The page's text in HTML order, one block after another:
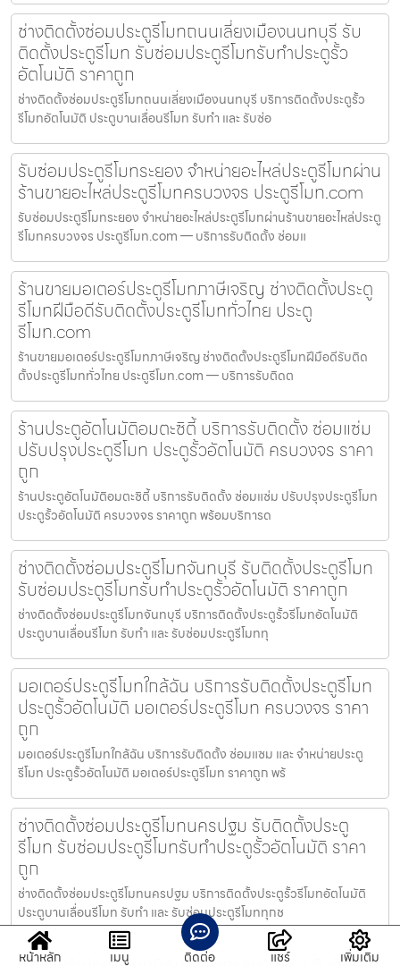
ช่างติดตั้งซ่อมประตูรีโมทถนนเลี่ยงเมืองนนทบุรี รับ
ติดตั้งประตูรีโมท รับซ่อมประตูรีโมทรับทำประตูรั้ว
อัตโนมัติ ราคาถูก
ช่างติดตั้งซ่อมประตูรีโมทถนนเลี่ยงเมืองนนทบุรี บริการติดตั้งประตูรั้ว
รีโมทอัตโนมัติ ประตูบานเลื่อนรีโมท รับทำ และ รับซ่อ
รับซ่อมประตูรีโมทระยอง จำหน่ายอะไหล่ประตูรีโมทผ่าน
ร้านขายอะไหล่ประตูรีโมทครบวงจร ประตูรีโมท.com
รับซ่อมประตูรีโมทระยอง จำหน่ายอะไหล่ประตูรีโมทผ่านร้านขายอะไหล่ประตู
รีโมทครบวงจร ประตูรีโมท.com — บริการรับติดตั้ง ซ่อมแ
ร้านขายมอเตอร์ประตูรีโมทภาษีเจริญ ช่างติดตั้งประตู
รีโมทฝีมือดีรับติดตั้งประตูรีโมททั่วไทย ประตู
รีโมท.com
ร้านขายมอเตอร์ประตูรีโมทภาษีเจริญ ช่างติดตั้งประตูรีโมทฝีมือดีรับติด
ตั้งประตูรีโมททั่วไทย ประตูรีโมท.com — บริการรับติดต
ร้านประตูอัตโนมัติอมตะซิตี้ บริการรับติดตั้ง ซ่อมแซ่ม
ปรับปรุงประตูรีโมท ประตูรั้วอัตโนมัติ ครบวงจร ราคา
ถูก
ร้านประตูอัตโนมัติอมตะซิตี้ บริการรับติดตั้ง ซ่อมแซ่ม ปรับปรุงประตูรีโมท
ประตูรั้วอัตโนมัติ ครบวงจร ราคาถูก พร้อมบริการด
ช่างติดตั้งซ่อมประตูรีโมทจันทบุรี รับติดตั้งประตูรีโมท
รับซ่อมประตูรีโมทรับทำประตูรั้วอัตโนมัติ ราคาถูก
ช่างติดตั้งซ่อมประตูรีโมทจันทบุรี บริการติดตั้งประตูรั้วรีโมทอัตโนมัติ
ประตูบานเลื่อนรีโมท รับทำ และ รับซ่อมประตูรีโมททุ
มอเตอร์ประตูรีโมทใกล้ฉัน บริการรับติดตั้งประตูรีโมท
ประตูรั้วอัตโนมัติ มอเตอร์ประตูรีโมท ครบวงจร ราคา
ถูก
มอเตอร์ประตูรีโมทใกล้ฉัน บริการรับติดตั้ง ซ่อมแซม และ จำหน่ายประตู
รีโมท ประตูรั้วอัตโนมัติ มอเตอร์ประตูรีโมท ราคาถูก พร้
ช่างติดตั้งซ่อมประตูรีโมทนครปฐม รับติดตั้งประตู
รีโมท รับซ่อมประตูรีโมทรับทำประตูรั้วอัตโนมัติ ราคา
ถูก
ช่างติดตั้งซ่อมประตูรีโมทนครปฐม บริการติดตั้งประตูรั้วรีโมทอัตโนมัติ
ประตูบานเลื่อนรีโมท รับทำ และ รับซ่อมประตูรีโมททุกช
หน้าหลัก เมนู ติดต่อ แชร์ เพิ่มเติม